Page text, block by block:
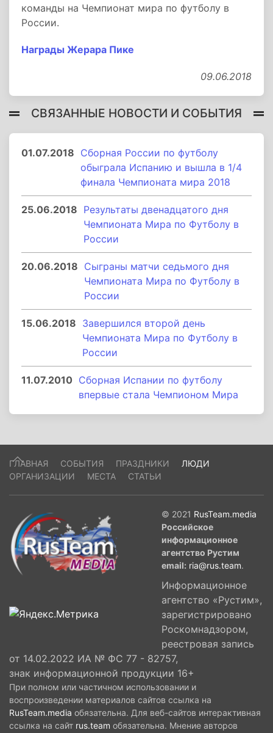
команды на Чемпионат мира по футболу в
России.
Награды Жерара Пике
09.06.2018
СВЯЗАННЫЕ НОВОСТИ И СОБЫТИЯ
01.07.2018 Сборная России по футболу
обыграла Испанию и вышла в 1/4
финала Чемпионата мира 2018
25.06.2018 Результаты двенадцатого дня
Чемпионата Мира по Футболу в
России
20.06.2018 Сыграны матчи седьмого дня
Чемпионата Мира по Футболу в
России
15.06.2018 Завершился второй день
Чемпионата Мира по Футболу в
России
11.07.2010 Сборная Испании по футболу
впервые стала Чемпионом Мира
ГЛАВНАЯ СОБЫТИЯ ПРАЗДНИКИ
ЛЮДИ
ОРГАНИЗАЦИИ
МЕСТА СТАТЬИ
© 2021 RusTeam.media
Российское
информационное
агентство Рустим
email: ria@rus.team.
Информационное
агентство «Рустим»,
зарегистрировано
Роскомнадзором,
реестровая запись
от 14.02.2022 ИА № ФС 77 - 82757,
знак информационной продукции 16+
При полном или частичном использовании и
воспроизведении материалов сайтов ссылка на
RusTeam.media обязательна. Для веб-сайтов интерактивная
ссылка на сайт rus.team обязательна. Мнение авторов